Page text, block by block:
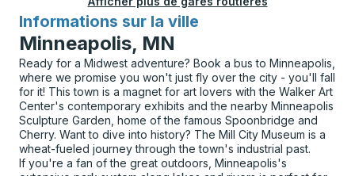
Informations sur la ville
pour
Minneapolis, MN
Ready for a Midwest adventure? Book a bus to Minneapolis,
where we promise you won't just fly over the city - you'll fall
for it! This town is a magnet for art lovers with the Walker Art
Center's contemporary exhibits and the nearby Minneapolis
Sculpture Garden, home of the famous Spoonbridge and
Cherry. Want to dive into history? The Mill City Museum is a
wheat-fueled journey through the town's industrial past.
If you're a fan of the great outdoors, Minneapolis's